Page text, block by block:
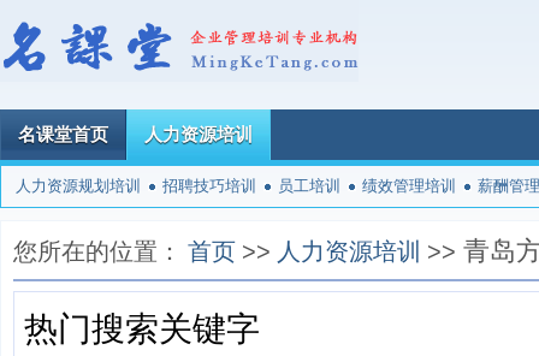
名课堂首页 人力资源培训
人力资源规划培训 招聘技巧培训 员工培训 绩效管理培训 薪酬管
您所在的位置： 首页 >> 人力资源培训 >> 青岛
热门搜索关键字